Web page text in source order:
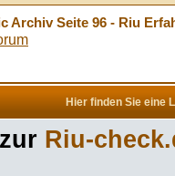
Archiv Seite 96 - Riu
Hier finden Sie eine
Riu-